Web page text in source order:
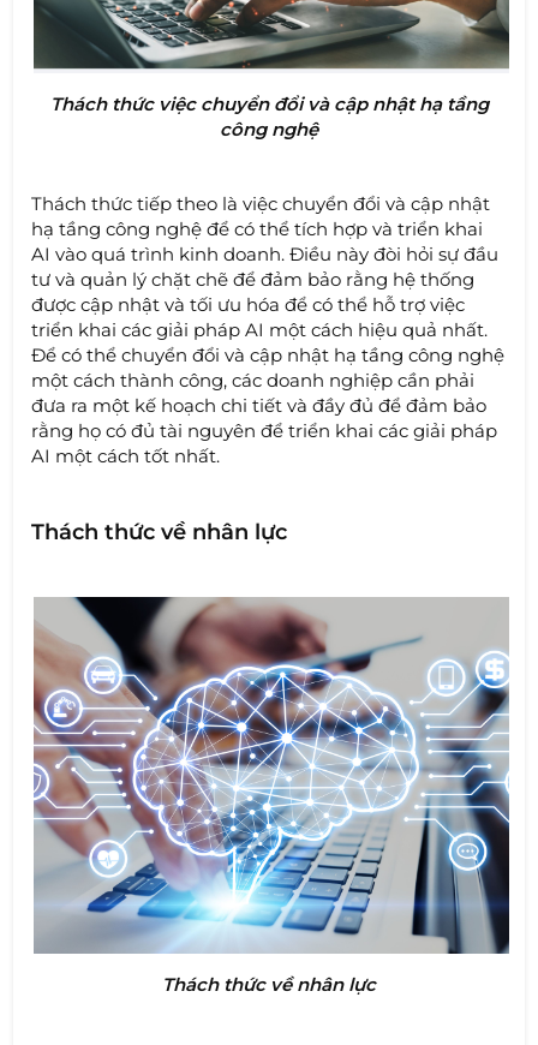
Thách thức việc chuyển đổi và cập nhật hạ tầng
công nghệ
Thách thức tiếp theo là việc chuyển đổi và cập nhật
hạ tầng công nghệ để có thể tích hợp và triển khai
AI vào quá trình kinh doanh. Điều này đòi hỏi sự đầu
tư và quản lý chặt chẽ để đảm bảo rằng hệ thống
được cập nhật và tối ưu hóa để có thể hỗ trợ việc
triển khai các giải pháp AI một cách hiệu quả nhất.
Để có thể chuyển đổi và cập nhật hạ tầng công nghệ
một cách thành công, các doanh nghiệp cần phải
đưa ra một kế hoạch chi tiết và đầy đủ để đảm bảo
rằng họ có đủ tài nguyên để triển khai các giải pháp
AI một cách tốt nhất.
Thách thức về nhân lực
Thách thức về nhân lực